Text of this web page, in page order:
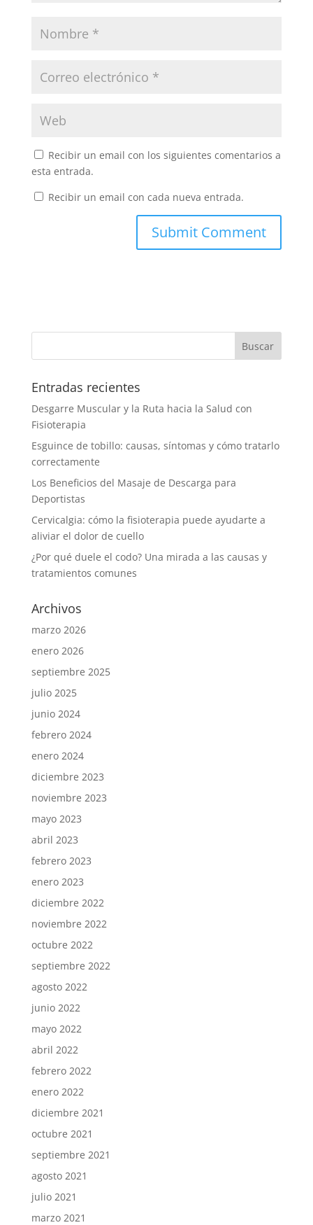
Recibir un email con los siguientes comentarios a
esta entrada.
Recibir un email con cada nueva entrada.
Entradas recientes
Desgarre Muscular y la Ruta hacia la Salud con
Fisioterapia
Esguince de tobillo: causas, síntomas y cómo tratarlo
correctamente
Los Beneficios del Masaje de Descarga para
Deportistas
Cervicalgia: cómo la fisioterapia puede ayudarte a
aliviar el dolor de cuello
¿Por qué duele el codo? Una mirada a las causas y
tratamientos comunes
Archivos
marzo 2026
enero 2026
septiembre 2025
julio 2025
junio 2024
febrero 2024
enero 2024
diciembre 2023
noviembre 2023
mayo 2023
abril 2023
febrero 2023
enero 2023
diciembre 2022
noviembre 2022
octubre 2022
septiembre 2022
agosto 2022
junio 2022
mayo 2022
abril 2022
febrero 2022
enero 2022
diciembre 2021
octubre 2021
septiembre 2021
agosto 2021
julio 2021
marzo 2021